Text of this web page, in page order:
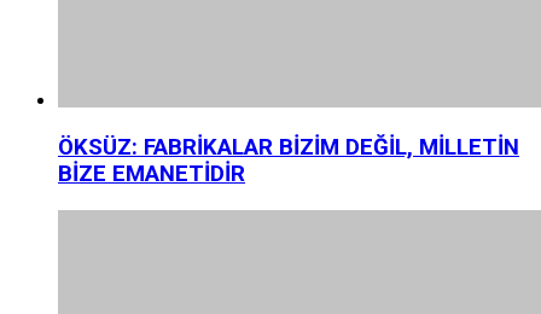
ÖKSÜZ: FABRİKALAR BİZİM DEĞİL, MİLLETİN
BİZE EMANETİDİR